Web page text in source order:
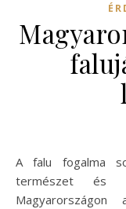
A falu fogalma sokak számára a nyugalom, a zöld
természet és